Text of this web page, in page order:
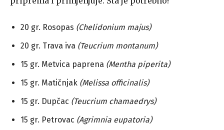
20 gr. Rosopas (Chelidonium majus)
20 gr. Trava iva (Teucrium montanum)
15 gr. Metvica paprena (Mentha piperita)
15 gr. Matičnjak (Melissa officinalis)
15 gr. Dupčac (Teucrium chamaedrys)
15 gr. Petrovac (Agrimnia eupatoria)